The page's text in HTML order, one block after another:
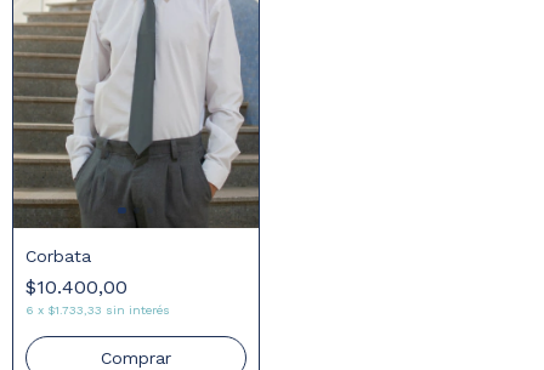
Corbata
$10.400,00
6 x $1.733,33 sin interés
Comprar